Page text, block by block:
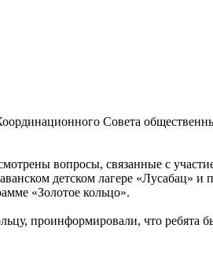
Совета
вопросы, связанные с
детском лагере «Лусабац» и
«Золотое кольцо».
проинформировали, что ребята